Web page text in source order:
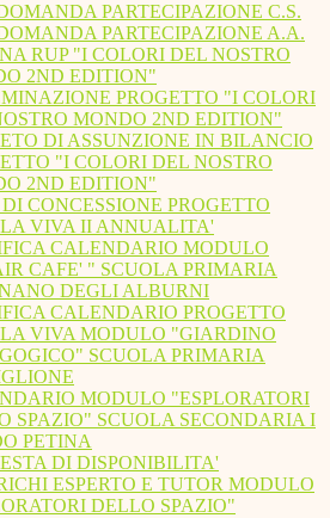
PARTECIPAZIONE C.S.
PARTECIPAZIONE A.A.
RUP "I COLORI DEL NOSTRO
2ND EDITION"
PROGETTO "I COLORI
MONDO 2ND EDITION"
DI ASSUNZIONE IN BILANCIO
"I COLORI DEL NOSTRO
2ND EDITION"
CONCESSIONE PROGETTO
VIVA II ANNUALITA'
CALENDARIO MODULO
CAFE' " SCUOLA PRIMARIA
DEGLI ALBURNI
CALENDARIO PROGETTO
VIVA MODULO "GIARDINO
SCUOLA PRIMARIA
MODULO "ESPLORATORI
SPAZIO" SCUOLA SECONDARIA I
PETINA
DI DISPONIBILITA'
ESPERTO E TUTOR MODULO
DELLO SPAZIO"